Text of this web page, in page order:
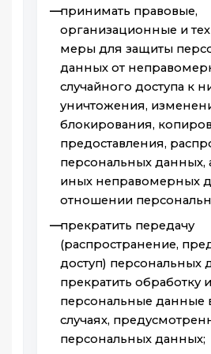
принимать правовые,
организационные и
меры для защиты
данных от
случайного доступа к
уничтожения,
блокирования,
предоставления,
персональных данных,
иных неправомерных
отношении
прекратить передачу
(распространение,
доступ) персональных
прекратить обработку
персональные данные
случаях,
персональных данных;